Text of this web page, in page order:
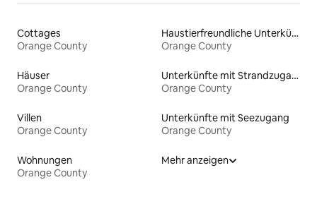
Cottages
Orange County
Haustierfreundliche Unterkünfte
Orange County
Häuser
Orange County
Unterkünfte mit Strandzugang
Orange County
Villen
Orange County
Unterkünfte mit Seezugang
Orange County
Wohnungen
Orange County
Mehr anzeigen